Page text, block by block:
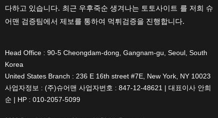
다하고 있습니다. 최근 우후죽순 생겨나는 토토사이트 를 저희 슈
어맨 검증팀에서 제보를 통하여 먹튀검증을 진행합니다.
Head Office : 90-5 Cheongdam-dong, Gangnam-gu, Seoul, South
Korea
United States Branch : 236 E 16th street #7E, New York, NY 10023
사업자정보 : (주)슈어맨 사업자번호 : 847-12-48621 | 대표이사 안희
순 | HP : 010-2057-5099